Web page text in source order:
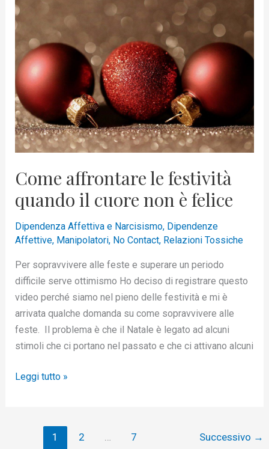
Come affrontare le festività
quando il cuore non è felice
Dipendenza Affettiva e Narcisismo, Dipendenze
Affettive, Manipolatori, No Contact, Relazioni Tossiche
Per sopravvivere alle feste e superare un periodo
difficile serve ottimismo Ho deciso di registrare questo
video perché siamo nel pieno delle festività e mi è
arrivata qualche domanda su come sopravvivere alle
feste. Il problema è che il Natale è legato ad alcuni
stimoli che ci portano nel passato e che ci attivano alcuni
affrontare
le
festività
quando
il
cuore
non
è
felice
Leggi tutto »
1 2 … 7 Successivo →